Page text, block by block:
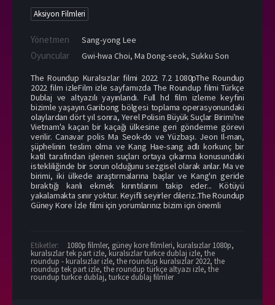
Aksiyon Filmleri
Yönetmen Sang-yong Lee
Oyuncular Gwi-hwa Choi, Ma Dong-seok, Sukku Son
The Roundup Kuralsızlar filmi 2022 7.2 1080pThe Roundup
2022 film izleFilm izle sayfamızda The Roundup filmi Türkçe
Dublaj ve altyazılı yayınlandı. Full hd film izleme keyfini
bizimle yaşayın.Garibong bölgesi toplama operasyonundaki
olaylardan dört yıl sonra, Yerel Polisin Büyük Suçlar Birimi'ne
Vietnam'a kaçan bir kaçağı ülkesine geri gönderme görevi
verilir. Canavar polis Ma Seok-do ve Yüzbaşı. Jeon Il-man,
şüphelinin teslim olma ve Kang Hae-sang adlı korkunç bir
katil tarafından işlenen suçları ortaya çıkarma konusundaki
istekliliğinde bir sorun olduğunu sezgisel olarak anlar. Ma ve
birimi, iki ülkede araştırmalarına başlar ve Kang'ın geride
bıraktığı kanlı ekmek kırıntılarını takip eder... Kötüyü
yakalamakta sınır yoktur. Keyifli seyirler dileriz..The Roundup
Güney Kore İzle filmi için yorumlarınız bizim için önemli
Etiketler: 1080p filmler, güney kore filmleri, kuralsızlar 1080p,
kuralsızlar tek part izle, kuralsızlar turkce dublaj izle, the
roundup - kuralsızlar izle, the roundup kuralsızlar 2022, the
roundup tek part izle, the roundup türkçe altyazı izle, the
roundup turkce dublaj, turkce dublaj filmler